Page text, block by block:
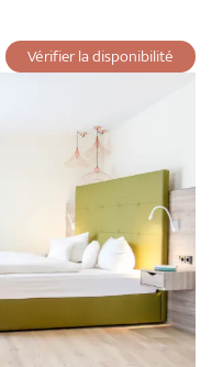
Vérifier la disponibilité